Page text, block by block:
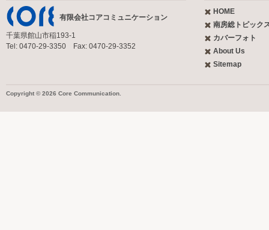
有限会社コアコミュニケーション
千葉県館山市稲193-1
Tel: 0470-29-3350 Fax: 0470-29-3352
HOME
南房総トピック
カバーフォト
About Us
Sitemap
Copyright © 2026 Core Communication.